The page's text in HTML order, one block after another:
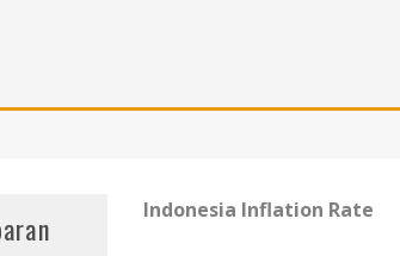
Indonesia Inflation Rate